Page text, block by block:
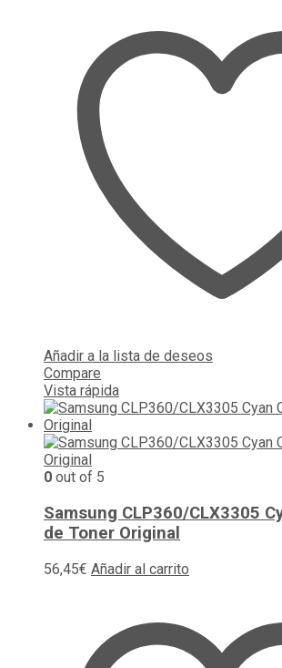
Añadir a la lista de deseos
Compare
Vista rápida
0 out of 5
Samsung CLP360/CLX3305
de Toner Original
56,45€ Añadir al carrito